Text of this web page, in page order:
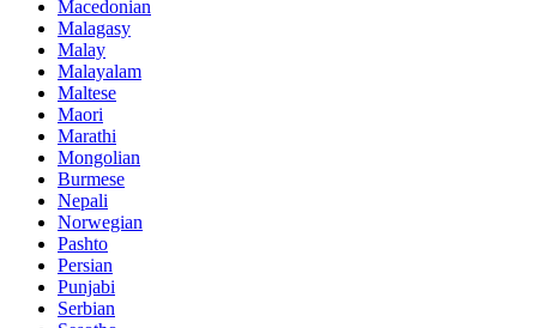
Macedonian
Malagasy
Malay
Malayalam
Maltese
Maori
Marathi
Mongolian
Burmese
Nepali
Norwegian
Pashto
Persian
Punjabi
Serbian